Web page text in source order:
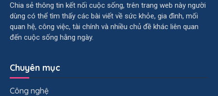
Chia sẻ thông tin kết nối cuộc sống, trên trang web này người
dùng có thể tìm thấy các bài viết về sức khỏe, gia đình, mối
quan hệ, công việc, tài chính và nhiều chủ đề khác liên quan
đến cuộc sống hằng ngày.
Chuyên mục
Công nghệ